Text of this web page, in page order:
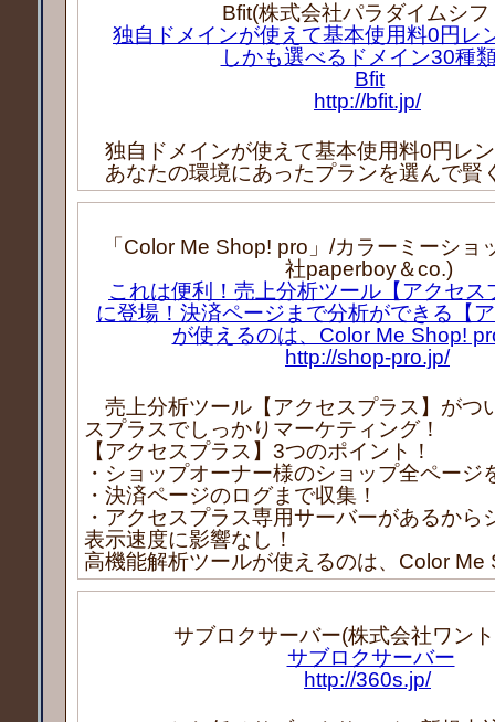
Bfit(株式会社パラダイムシフ
独自ドメインが使えて基本使用料0円レ
しかも選べるドメイン30種
Bfit
http://bfit.jp/
独自ドメインが使えて基本使用料0円レ
あなたの環境にあったプランを選んで賢
「Color Me Shop! pro」/カラーミーショ
社paperboy＆co.)
これは便利！売上分析ツール【アクセス
に登場！決済ページまで分析ができる【
が使えるのは、Color Me Shop!
http://shop-pro.jp/
売上分析ツール【アクセスプラス】がつ
スプラスでしっかりマーケティング！
【アクセスプラス】3つのポイント！
・ショップオーナー様のショップ全ページ
・決済ページのログまで収集！
・アクセスプラス専用サーバーがあるから
表示速度に影響なし！
高機能解析ツールが使えるのは、Color Me
サブロクサーバー(株式会社ワン
サブロクサーバー
http://360s.jp/